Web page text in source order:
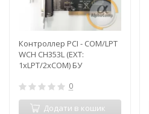
Контроллер PCI - COM/LPT
WCH CH353L (EXT:
1xLPT/2xCOM) БУ
0
Додати в кошик